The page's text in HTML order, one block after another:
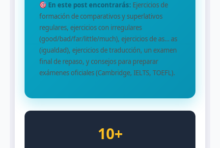
En este post encontrarás: Ejercicios de
formación de comparativos y superlativos
regulares, ejercicios con irregulares
(good/bad/far/little/much), ejercicios de as… as
(igualdad), ejercicios de traducción, un examen
final de repaso, y consejos para preparar
exámenes oficiales (Cambridge, IELTS, TOEFL).
10+